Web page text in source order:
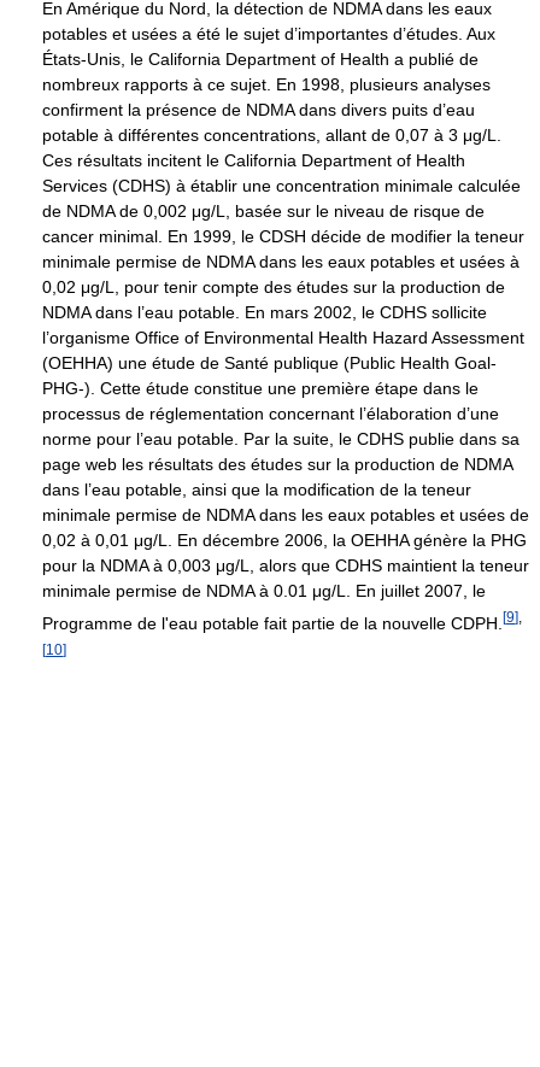
En Amérique du Nord, la détection de NDMA dans les eaux
potables et usées a été le sujet d’importantes d’études. Aux
États-Unis, le California Department of Health a publié de
nombreux rapports à ce sujet. En 1998, plusieurs analyses
confirment la présence de NDMA dans divers puits d’eau
potable à différentes concentrations, allant de 0,07 à 3 μg/L.
Ces résultats incitent le California Department of Health
Services (CDHS) à établir une concentration minimale calculée
de NDMA de 0,002 μg/L, basée sur le niveau de risque de
cancer minimal. En 1999, le CDSH décide de modifier la teneur
minimale permise de NDMA dans les eaux potables et usées à
0,02 μg/L, pour tenir compte des études sur la production de
NDMA dans l’eau potable. En mars 2002, le CDHS sollicite
l’organisme Office of Environmental Health Hazard Assessment
(OEHHA) une étude de Santé publique (Public Health Goal-
PHG-). Cette étude constitue une première étape dans le
processus de réglementation concernant l’élaboration d’une
norme pour l’eau potable. Par la suite, le CDHS publie dans sa
page web les résultats des études sur la production de NDMA
dans l’eau potable, ainsi que la modification de la teneur
minimale permise de NDMA dans les eaux potables et usées de
0,02 à 0,01 μg/L. En décembre 2006, la OEHHA génère la PHG
pour la NDMA à 0,003 μg/L, alors que CDHS maintient la teneur
minimale permise de NDMA à 0.01 μg/L. En juillet 2007, le
Programme de l'eau potable fait partie de la nouvelle CDPH. [9]
[10]